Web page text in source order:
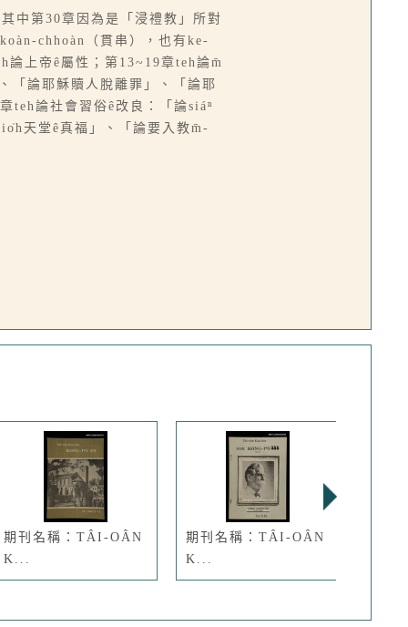
中第30章因為是「浸禮教」所對
chhoàn（貫串），也有ke-
上帝ê屬性；第13~19章teh論m̄
「論耶穌贖人脫離罪」、「論耶
teh論社會習俗ê改良：「論siáⁿ
天堂ê真福」、「論要入教m̄-
期刊名稱：TÂI-OÂN
K...
期刊名稱：TÂI-OÂN
K...